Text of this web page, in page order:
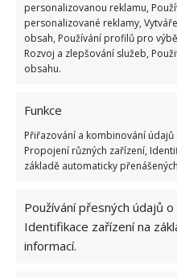
personalizovanou reklamu,
personalizované reklamy,
obsah, Používání profilů pro
Rozvoj a zlepšování služeb,
obsahu.
Funkce
Přiřazování a kombinování
Propojení různých zařízení,
základě automaticky
Používání přesných údajů
Identifikace zařízení na
informací.
7.8.2026
Pokojové
Využití dešťové
způsoby, jak její
7.8.2026